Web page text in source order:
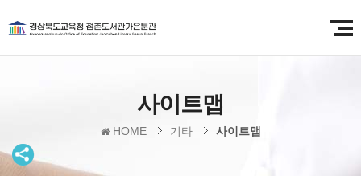
사이트맵
HOME 기타 사이트맵